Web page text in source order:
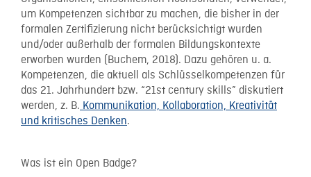
um Kompetenzen sichtbar zu machen, die bisher in der
formalen Zertifizierung nicht berücksichtigt wurden
und/oder außerhalb der formalen Bildungskontexte
erworben wurden (Buchem, 2018). Dazu gehören u. a.
Kompetenzen, die aktuell als Schlüsselkompetenzen für
das 21. Jahrhundert bzw. “21st century skills” diskutiert
werden, z. B.Kommunikation, Kollaboration, Kreativität
und kritisches Denken.
Was ist ein Open Badge?